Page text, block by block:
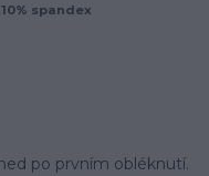
spandex
po prvním obléknutí.